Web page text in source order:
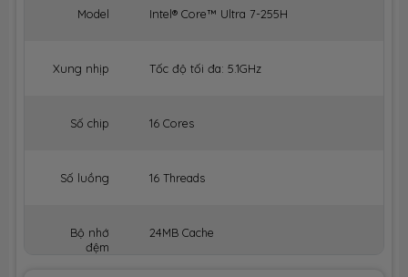
Model Intel® Core™ Ultra 7-255H
Xung nhịp Tốc độ tối đa: 5.1GHz
Số chip 16 Cores
Số luồng 16 Threads
Bộ nhớ
đệm
24MB Cache